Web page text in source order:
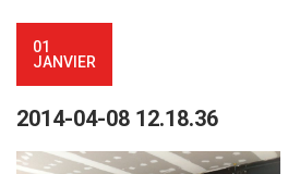
01
JANVIER
2014-04-08 12.18.36